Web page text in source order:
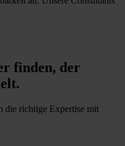
finden, der
die richtige Expertise mit